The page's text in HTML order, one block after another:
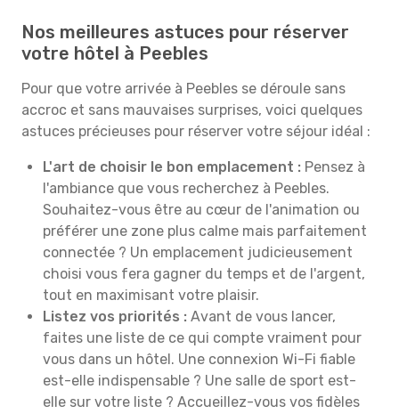
Nos meilleures astuces pour réserver
votre hôtel à Peebles
Pour que votre arrivée à Peebles se déroule sans
accroc et sans mauvaises surprises, voici quelques
astuces précieuses pour réserver votre séjour idéal :
L'art de choisir le bon emplacement : Pensez à
l'ambiance que vous recherchez à Peebles.
Souhaitez-vous être au cœur de l'animation ou
préférer une zone plus calme mais parfaitement
connectée ? Un emplacement judicieusement
choisi vous fera gagner du temps et de l'argent,
tout en maximisant votre plaisir.
Listez vos priorités : Avant de vous lancer,
faites une liste de ce qui compte vraiment pour
vous dans un hôtel. Une connexion Wi-Fi fiable
est-elle indispensable ? Une salle de sport est-
elle sur votre liste ? Accueillez-vous vos fidèles